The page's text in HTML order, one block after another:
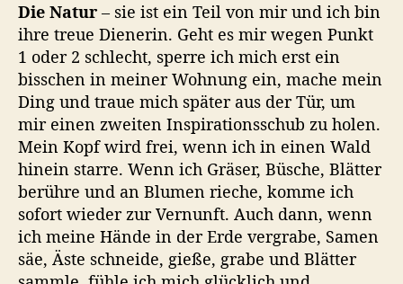
Die Natur – sie ist ein Teil von mir und ich bin
ihre treue Dienerin. Geht es mir wegen Punkt
1 oder 2 schlecht, sperre ich mich erst ein
bisschen in meiner Wohnung ein, mache mein
Ding und traue mich später aus der Tür, um
mir einen zweiten Inspirationsschub zu holen.
Mein Kopf wird frei, wenn ich in einen Wald
hinein starre. Wenn ich Gräser, Büsche, Blätter
berühre und an Blumen rieche, komme ich
sofort wieder zur Vernunft. Auch dann, wenn
ich meine Hände in der Erde vergrabe, Samen
säe, Äste schneide, gieße, grabe und Blätter